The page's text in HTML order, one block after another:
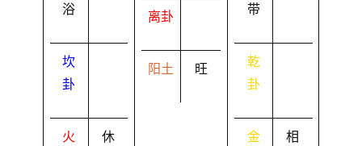
浴
坎
卦
火 休
离卦
阳土 旺
带
乾
卦
金 相